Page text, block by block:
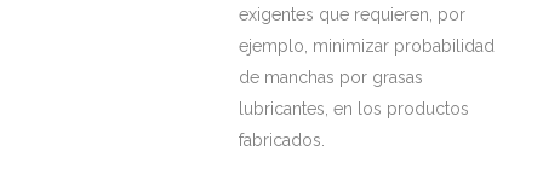
exigentes que requieren, por
ejemplo, minimizar probabilidad
de manchas por grasas
lubricantes, en los productos
fabricados.